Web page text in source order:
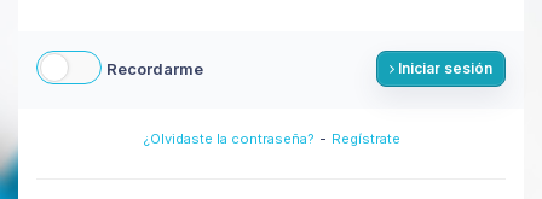
Recordarme Iniciar sesión
¿Olvidaste la contraseña? - Regístrate